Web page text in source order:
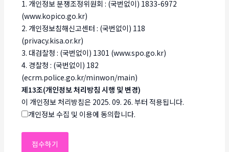
1. 개인정보 분쟁조정위원회 : (국번없이) 1833-6972
(www.kopico.go.kr)
2. 개인정보침해신고센터 : (국번없이) 118
(privacy.kisa.or.kr)
3. 대검찰청 : (국번없이) 1301 (www.spo.go.kr)
4. 경찰청 : (국번없이) 182
(ecrm.police.go.kr/minwon/main)
제13조(개인정보 처리방침 시행 및 변경)
이 개인정보 처리방침은 2025. 09. 26. 부터 적용됩니다.
개인정보 수집 및 이용에 동의합니다.